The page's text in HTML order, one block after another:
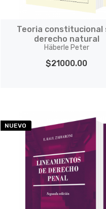
Teoria constitucional
derecho natural
Häberle Peter
$21000.00
NUEVO